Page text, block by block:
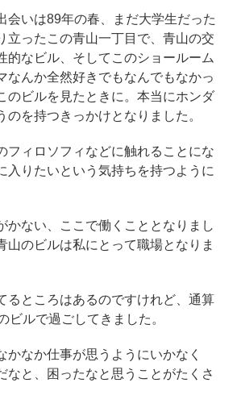
いは89年の春、まだ大学生だった
立ったこの青山一丁目で、青山の交
的なビル、そしてこのショールーム
なんか全然好きでもなんでもなかっ
のビルを見たときに。本当にホンダ
のを持つきっかけとなりました。
ィロソフィなどに触れることにな
入りたいという気持ちを持つように
ない、ここで働くこととなりまし
山のビルは私にとって職場となりま
ところはあるのですけれど、通算
ビルで過ごしてきました。
なか仕事が思うようにいかなく
なと、困ったなと思うことがたくさ